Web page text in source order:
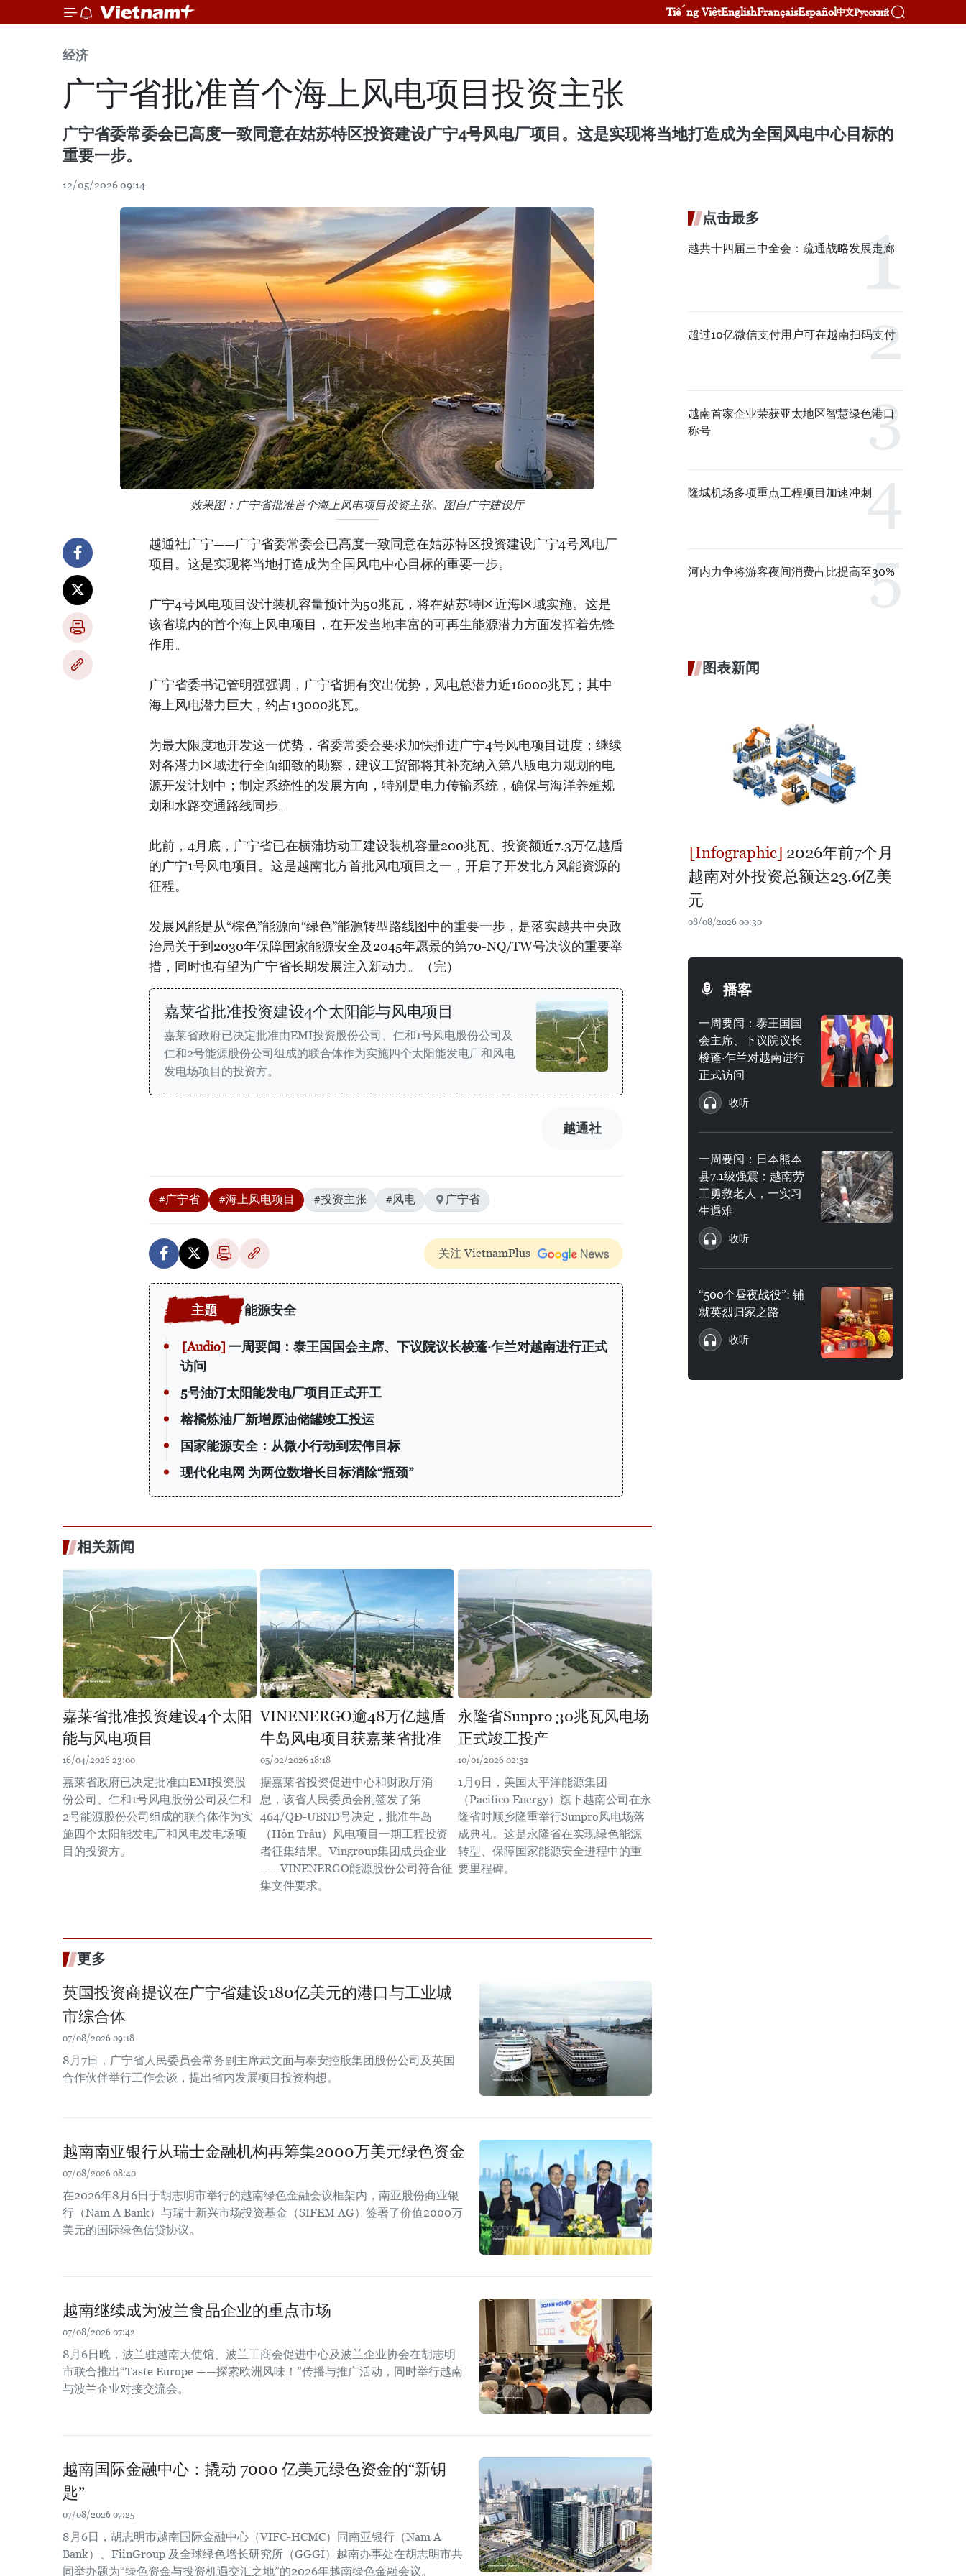
Tiếng ViệtEnglishFrançaisEspañol中文Русский
经济
广宁省批准首个海上风电项目投资主张
广宁省委常委会已高度一致同意在姑苏特区投资建设广宁4号风电厂项目。这是实现将当地打造成为全国风电中心目标的
重要一步。
12/05/2026 09:14
效果图：广宁省批准首个海上风电项目投资主张。图自广宁建设厅
越通社广宁——广宁省委常委会已高度一致同意在姑苏特区投资建设广宁4号风电厂
项目。这是实现将当地打造成为全国风电中心目标的重要一步。
广宁4号风电项目设计装机容量预计为50兆瓦，将在姑苏特区近海区域实施。这是
该省境内的首个海上风电项目，在开发当地丰富的可再生能源潜力方面发挥着先锋
作用。
广宁省委书记管明强强调，广宁省拥有突出优势，风电总潜力近16000兆瓦；其中
海上风电潜力巨大，约占13000兆瓦。
为最大限度地开发这一优势，省委常委会要求加快推进广宁4号风电项目进度；继续
对各潜力区域进行全面细致的勘察，建议工贸部将其补充纳入第八版电力规划的电
源开发计划中；制定系统性的发展方向，特别是电力传输系统，确保与海洋养殖规
划和水路交通路线同步。
此前，4月底，广宁省已在横蒲坊动工建设装机容量200兆瓦、投资额近7.3万亿越盾
的广宁1号风电项目。这是越南北方首批风电项目之一，开启了开发北方风能资源的
征程。
发展风能是从“棕色”能源向“绿色”能源转型路线图中的重要一步，是落实越共中央政
治局关于到2030年保障国家能源安全及2045年愿景的第70-NQ/TW号决议的重要举
措，同时也有望为广宁省长期发展注入新动力。（完）
嘉莱省批准投资建设4个太阳能与风电项目
嘉莱省政府已决定批准由EMI投资股份公司、仁和1号风电股份公司及
仁和2号能源股份公司组成的联合体作为实施四个太阳能发电厂和风电
发电场项目的投资方。
越通社
#广宁省 #海上风电项目 #投资主张 #风电 广宁省
关注 VietnamPlus
能源安全
一周要闻：泰王国国会主席、下议院议长梭蓬·乍兰对越南进行正式
访问
5号油汀太阳能发电厂项目正式开工
榕橘炼油厂新增原油储罐竣工投运
国家能源安全：从微小行动到宏伟目标
现代化电网 为两位数增长目标消除“瓶颈”
相关新闻
嘉莱省批准投资建设4个太阳
能与风电项目
16/04/2026 23:00
嘉莱省政府已决定批准由EMI投资股
份公司、仁和1号风电股份公司及仁和
2号能源股份公司组成的联合体作为实
施四个太阳能发电厂和风电发电场项
目的投资方。
VINENERGO逾48万亿越盾
牛岛风电项目获嘉莱省批准
05/02/2026 18:18
据嘉莱省投资促进中心和财政厅消
息，该省人民委员会刚签发了第
464/QĐ-UBND号决定，批准牛岛
（Hòn Trâu）风电项目一期工程投资
者征集结果。Vingroup集团成员企业
——VINENERGO能源股份公司符合征
集文件要求。
永隆省Sunpro 30兆瓦风电场
正式竣工投产
10/01/2026 02:52
1月9日，美国太平洋能源集团
（Pacifico Energy）旗下越南公司在永
隆省时顺乡隆重举行Sunpro风电场落
成典礼。这是永隆省在实现绿色能源
转型、保障国家能源安全进程中的重
要里程碑。
更多
英国投资商提议在广宁省建设180亿美元的港口与工业城
市综合体
07/08/2026 09:18
8月7日，广宁省人民委员会常务副主席武文面与泰安控股集团股份公司及英国
合作伙伴举行工作会谈，提出省内发展项目投资构想。
越南南亚银行从瑞士金融机构再筹集2000万美元绿色资金
07/08/2026 08:40
在2026年8月6日于胡志明市举行的越南绿色金融会议框架内，南亚股份商业银
行（Nam A Bank）与瑞士新兴市场投资基金（SIFEM AG）签署了价值2000万
美元的国际绿色信贷协议。
越南继续成为波兰食品企业的重点市场
07/08/2026 07:42
8月6日晚，波兰驻越南大使馆、波兰工商会促进中心及波兰企业协会在胡志明
市联合推出“Taste Europe ——探索欧洲风味！”传播与推广活动，同时举行越南
与波兰企业对接交流会。
越南国际金融中心：撬动 7000 亿美元绿色资金的“新钥
匙”
07/08/2026 07:25
8月6日，胡志明市越南国际金融中心（VIFC-HCMC）同南亚银行（Nam A
Bank）、FiinGroup 及全球绿色增长研究所（GGGI）越南办事处在胡志明市共
同举办题为“绿色资金与投资机遇交汇之地”的2026年越南绿色金融会议。
点击最多
越共十四届三中全会：疏通战略发展走廊
超过10亿微信支付用户可在越南扫码支付
越南首家企业荣获亚太地区智慧绿色港口
称号
隆城机场多项重点工程项目加速冲刺
河内力争将游客夜间消费占比提高至30%
图表新闻
2026年前7个月
越南对外投资总额达23.6亿美
元
08/08/2026 00:30
播客
一周要闻：泰王国国
会主席、下议院议长
梭蓬·乍兰对越南进行
正式访问
收听
一周要闻：日本熊本
县7.1级强震：越南劳
工勇救老人，一实习
生遇难
收听
“500个昼夜战役”: 铺
就英烈归家之路
收听